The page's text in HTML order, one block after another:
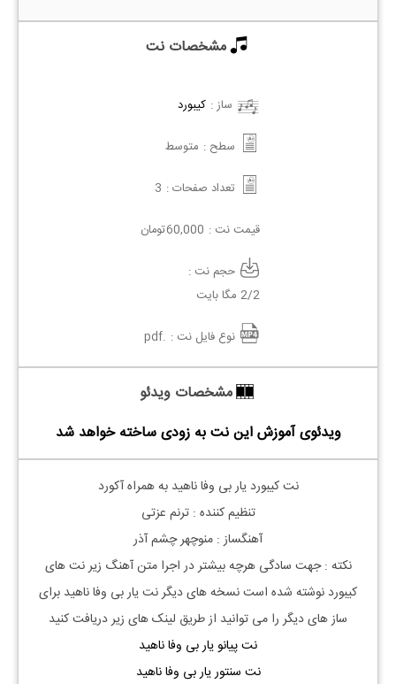
مشخصات نت
ساز : کیبورد
سطح : متوسط
تعداد صفحات : 3
قیمت نت : 60,000تومان
حجم نت :
2/2 مگا بایت
نوع فایل نت : .pdf
مشخصات ویدئو
ویدئوی آموزش این نت به زودی ساخته خواهد شد
نت کیبورد یار بی وفا ناهید به همراه آکورد
تنظیم کننده : ترنم عزتی
آهنگساز : منوچهر چشم آذر
نکته : جهت سادگی هرچه بیشتر در اجرا متن آهنگ زیر نت های
کیبورد نوشته شده است نسخه های دیگر نتیار بی وفا ناهید برای
ساز های دیگر را می توانید از طریق لینک های زیر دریافت کنید
نت پیانو یار بی وفا ناهید
نت سنتور یار بی وفا ناهید